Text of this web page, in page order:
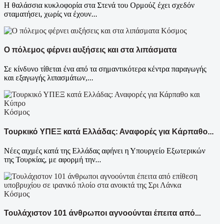
Η θαλάσσια κυκλοφορία στα Στενά του Ορμούζ έχει σχεδόν
σταματήσει, χωρίς να έχουν...
Κόσμος
Ο πόλεμος φέρνει αυξήσεις και στα λιπάσματα
Σε κίνδυνο τίθεται ένα από τα σημαντικότερα κέντρα παραγωγής
και εξαγωγής λιπασμάτων,...
Κόσμος
Τουρκικό ΥΠΕΞ κατά Ελλάδας: Αναφορές για Κάρπαθο...
Νέες αιχμές κατά της Ελλάδας αφήνει η Υπουργείο Εξωτερικών
της Τουρκίας, με αφορμή την...
Κόσμος
Τουλάχιστον 101 άνθρωποι αγνοούνται έπειτα από...